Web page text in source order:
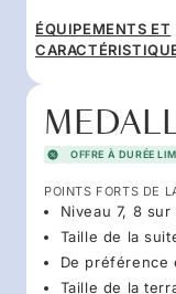
ÉQUIPEMENTS ET
OFFRE À DURÉE
POINTS FORTS DE
Niveau 7, 8 sur
Taille de la
De préférence
Taille de la